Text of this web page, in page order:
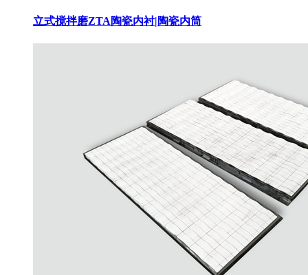
立式搅拌磨ZTA陶瓷内衬|陶瓷内筒